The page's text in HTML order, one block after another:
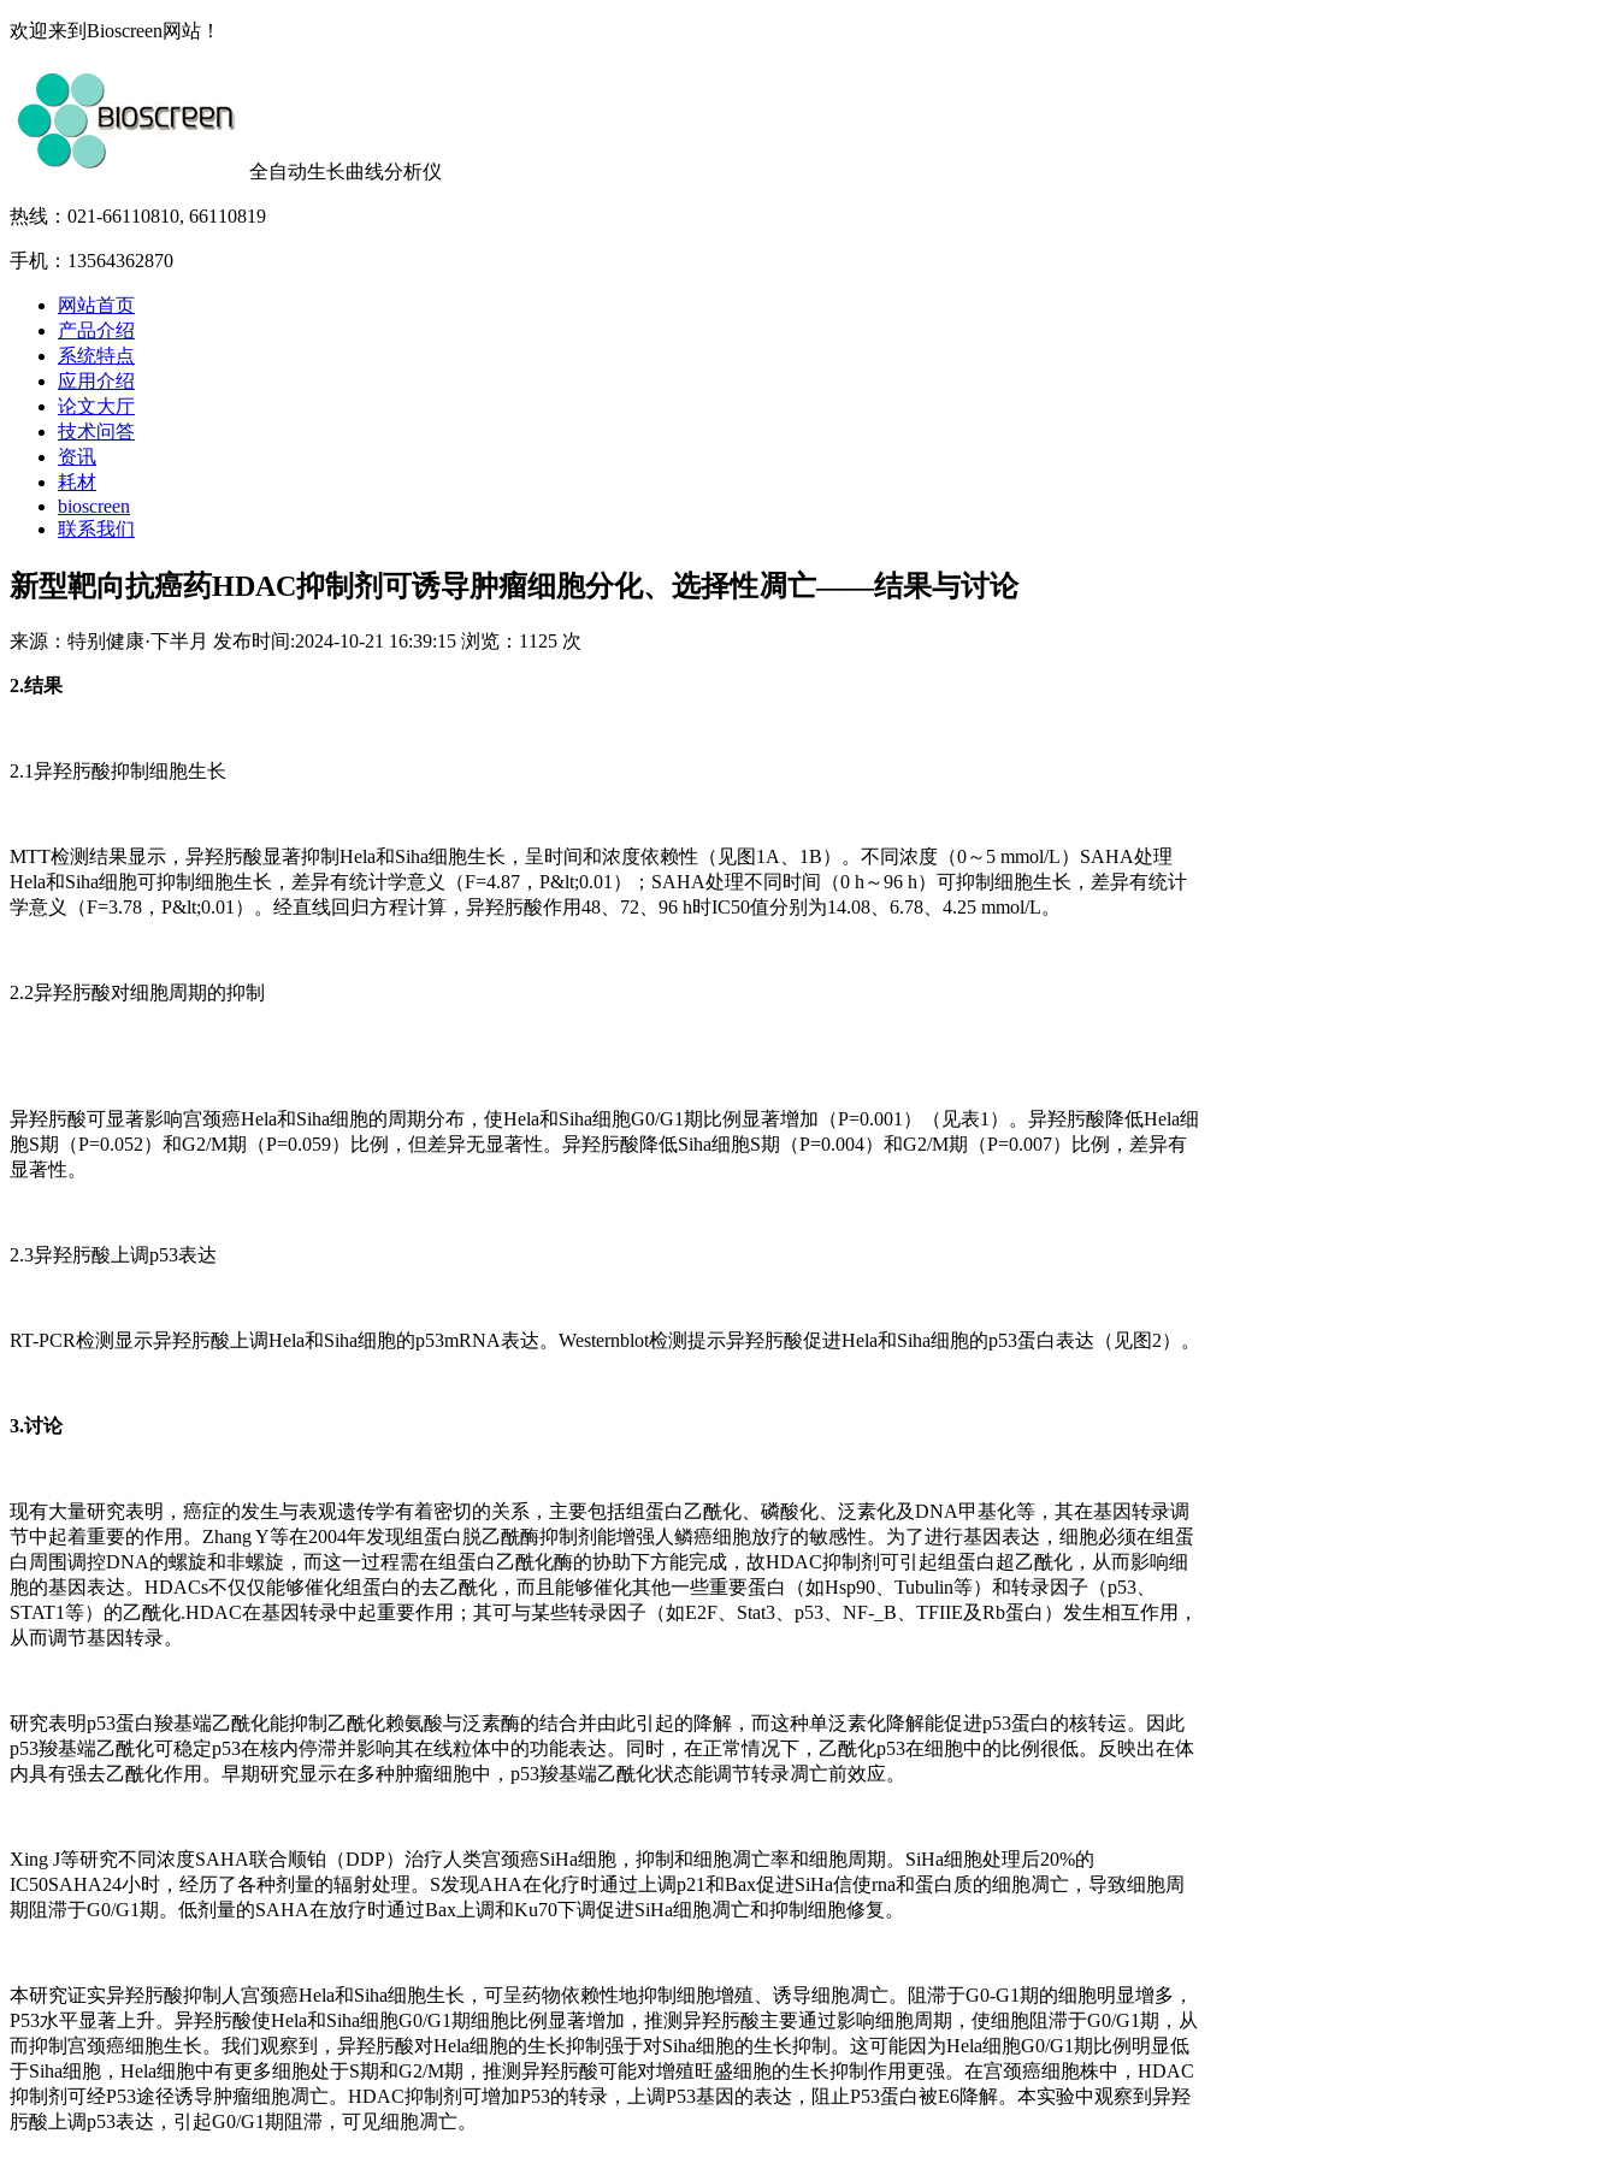
欢迎来到Bioscreen网站！
全自动生长曲线分析仪
热线：021-66110810, 66110819
手机：13564362870
网站首页
产品介绍
系统特点
应用介绍
论文大厅
技术问答
资讯
耗材
bioscreen
联系我们
新型靶向抗癌药HDAC抑制剂可诱导肿瘤细胞分化、选择性凋亡——结果与讨论
来源： 特别健康·下半月 发布时间:2024-10-21 16:39:15 浏览： 1125 次
2.结果
2.1异羟肟酸抑制细胞生长
MTT检测结果显示，异羟肟酸显著抑制Hela和Siha细胞生长，呈时间和浓度依赖性（见图1A、1B）。不同浓度（0～5 mmol/L）SAHA处理
Hela和Siha细胞可抑制细胞生长，差异有统计学意义（F=4.87，P&lt;0.01）；SAHA处理不同时间（0 h～96 h）可抑制细胞生长，差异有统计
学意义（F=3.78，P&lt;0.01）。经直线回归方程计算，异羟肟酸作用48、72、96 h时IC50值分别为14.08、6.78、4.25 mmol/L。
2.2异羟肟酸对细胞周期的抑制
异羟肟酸可显著影响宫颈癌Hela和Siha细胞的周期分布，使Hela和Siha细胞G0/G1期比例显著增加（P=0.001）（见表1）。异羟肟酸降低Hela细
胞S期（P=0.052）和G2/M期（P=0.059）比例，但差异无显著性。异羟肟酸降低Siha细胞S期（P=0.004）和G2/M期（P=0.007）比例，差异有
显著性。
2.3异羟肟酸上调p53表达
RT-PCR检测显示异羟肟酸上调Hela和Siha细胞的p53mRNA表达。Westernblot检测提示异羟肟酸促进Hela和Siha细胞的p53蛋白表达（见图2）。
3.讨论
现有大量研究表明，癌症的发生与表观遗传学有着密切的关系，主要包括组蛋白乙酰化、磷酸化、泛素化及DNA甲基化等，其在基因转录调
节中起着重要的作用。Zhang Y等在2004年发现组蛋白脱乙酰酶抑制剂能增强人鳞癌细胞放疗的敏感性。为了进行基因表达，细胞必须在组蛋
白周围调控DNA的螺旋和非螺旋，而这一过程需在组蛋白乙酰化酶的协助下方能完成，故HDAC抑制剂可引起组蛋白超乙酰化，从而影响细
胞的基因表达。HDACs不仅仅能够催化组蛋白的去乙酰化，而且能够催化其他一些重要蛋白（如Hsp90、Tubulin等）和转录因子（p53、
STAT1等）的乙酰化.HDAC在基因转录中起重要作用；其可与某些转录因子（如E2F、Stat3、p53、NF-_B、TFIIE及Rb蛋白）发生相互作用，
从而调节基因转录。
研究表明p53蛋白羧基端乙酰化能抑制乙酰化赖氨酸与泛素酶的结合并由此引起的降解，而这种单泛素化降解能促进p53蛋白的核转运。因此
p53羧基端乙酰化可稳定p53在核内停滞并影响其在线粒体中的功能表达。同时，在正常情况下，乙酰化p53在细胞中的比例很低。反映出在体
内具有强去乙酰化作用。早期研究显示在多种肿瘤细胞中，p53羧基端乙酰化状态能调节转录凋亡前效应。
Xing J等研究不同浓度SAHA联合顺铂（DDP）治疗人类宫颈癌SiHa细胞，抑制和细胞凋亡率和细胞周期。SiHa细胞处理后20%的
IC50SAHA24小时，经历了各种剂量的辐射处理。S发现AHA在化疗时通过上调p21和Bax促进SiHa信使rna和蛋白质的细胞凋亡，导致细胞周
期阻滞于G0/G1期。低剂量的SAHA在放疗时通过Bax上调和Ku70下调促进SiHa细胞凋亡和抑制细胞修复。
本研究证实异羟肟酸抑制人宫颈癌Hela和Siha细胞生长，可呈药物依赖性地抑制细胞增殖、诱导细胞凋亡。阻滞于G0-G1期的细胞明显增多，
P53水平显著上升。异羟肟酸使Hela和Siha细胞G0/G1期细胞比例显著增加，推测异羟肟酸主要通过影响细胞周期，使细胞阻滞于G0/G1期，从
而抑制宫颈癌细胞生长。我们观察到，异羟肟酸对Hela细胞的生长抑制强于对Siha细胞的生长抑制。这可能因为Hela细胞G0/G1期比例明显低
于Siha细胞，Hela细胞中有更多细胞处于S期和G2/M期，推测异羟肟酸可能对增殖旺盛细胞的生长抑制作用更强。在宫颈癌细胞株中，HDAC
抑制剂可经P53途径诱导肿瘤细胞凋亡。HDAC抑制剂可增加P53的转录，上调P53基因的表达，阻止P53蛋白被E6降解。本实验中观察到异羟
肟酸上调p53表达，引起G0/G1期阻滞，可见细胞凋亡。